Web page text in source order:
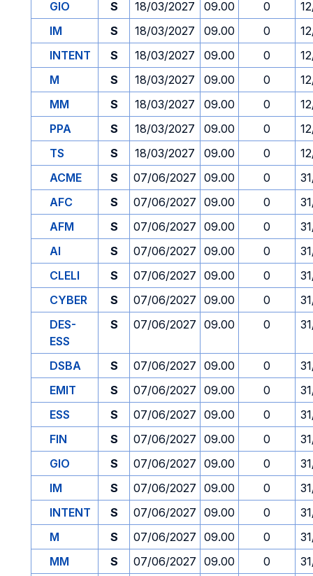
GIO
S 18/03/2027 09.00 0
IM
S 18/03/2027 09.00 0
INTENT
S 18/03/2027 09.00 0
M
S 18/03/2027 09.00 0
MM
S 18/03/2027 09.00 0
PPA
S 18/03/2027 09.00 0
TS
S 18/03/2027 09.00 0
ACME
S 07/06/2027 09.00 0
AFC
S 07/06/2027 09.00 0
AFM
S 07/06/2027 09.00 0
AI
S 07/06/2027 09.00 0
CLELI
S 07/06/2027 09.00 0
CYBER
S 07/06/2027 09.00 0
DES-
ESS
S 07/06/2027 09.00 0
DSBA S 07/06/2027 09.00 0
EMIT
S 07/06/2027 09.00 0
ESS
S 07/06/2027 09.00 0
FIN
S 07/06/2027 09.00 0
GIO
S 07/06/2027 09.00 0
IM
S 07/06/2027 09.00 0
INTENT
S 07/06/2027 09.00 0
M
S 07/06/2027 09.00 0
MM
S 07/06/2027 09.00 0